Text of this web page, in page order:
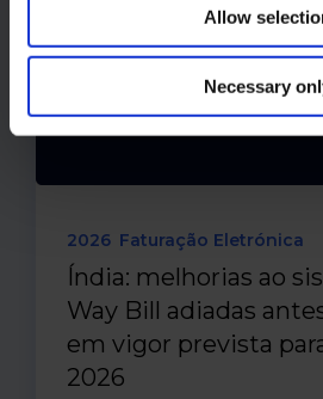
Allow
Necessary
2026 Faturação Eletrónica
Índia: melhorias ao
Way Bill adiadas
em vigor prevista
2026